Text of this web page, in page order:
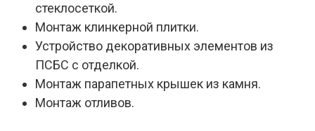
стеклосеткой.
Монтаж клинкерной плитки.
Устройство декоративных элементов из
ПСБС с отделкой.
Монтаж парапетных крышек из камня.
Монтаж отливов.